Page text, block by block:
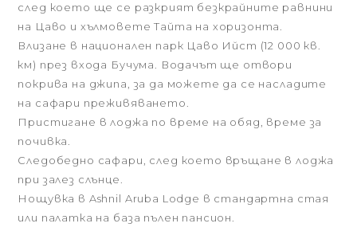
след което ще се разкрият безкрайните равнини
на Цаво и хълмовете Тайтa на хоризонта.
Влизане в национален парк Цаво Ийст (12 000 кв.
км) през входа Бучума. Водачът ще отвори
покрива на джипа, за да можете да се насладите
на сафари преживяването.
Пристигане в лоджа по време на обяд, време за
почивка.
Следобедно сафари, след което връщане в лоджа
при залез слънце.
Нощувка в Ashnil Aruba Lodge в стандартна стая
или палатка на база пълен пансион.